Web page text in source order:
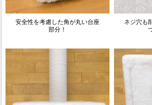
安全性を考慮した角が丸い台座
部分！
ネジ穴も